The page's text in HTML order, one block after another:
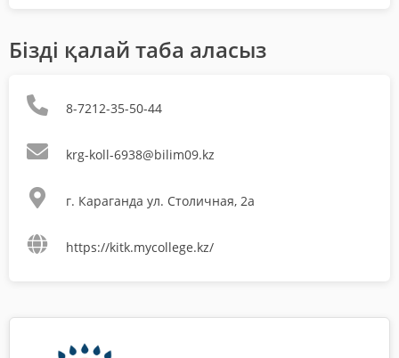
Бізді қалай таба аласыз
8-7212-35-50-44
krg-koll-6938@bilim09.kz
г. Караганда ул. Столичная, 2а
https://kitk.mycollege.kz/